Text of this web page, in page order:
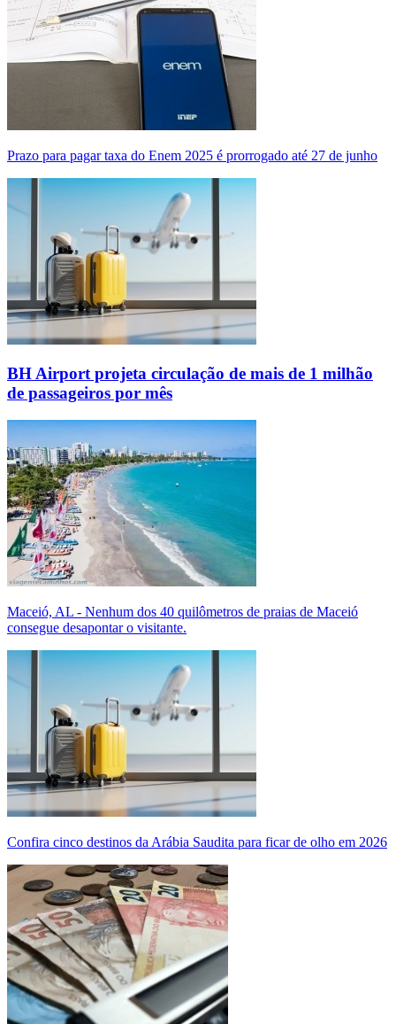
Prazo para pagar taxa do Enem 2025 é prorrogado até 27 de junho
BH Airport projeta circulação de mais de 1 milhão
de passageiros por mês
Maceió, AL - Nenhum dos 40 quilômetros de praias de Maceió
consegue desapontar o visitante.
Confira cinco destinos da Arábia Saudita para ficar de olho em 2026